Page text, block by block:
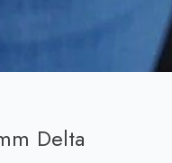
Delta